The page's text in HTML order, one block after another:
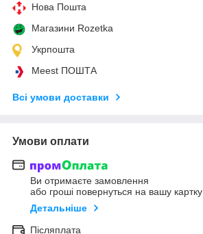
Нова Пошта
Магазини Rozetka
Укрпошта
Meest ПОШТА
Всі умови доставки
Умови оплати
Ви отримаєте замовлення
або гроші повернуться на вашу картку
Детальніше
Післяплата